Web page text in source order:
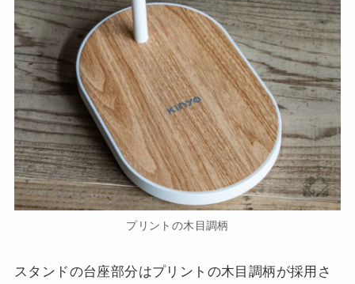
プリントの木目調柄
スタンドの台座部分はプリントの木目調柄が採用さ